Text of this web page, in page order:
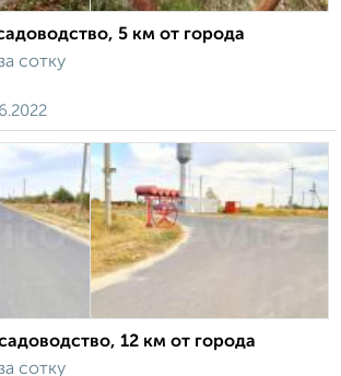
5 км от города
сотку
12 км от города
сотку